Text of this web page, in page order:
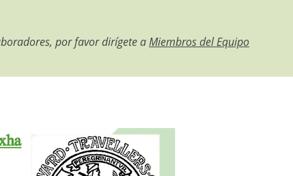
por favor dirígete aMiembros del Equipo